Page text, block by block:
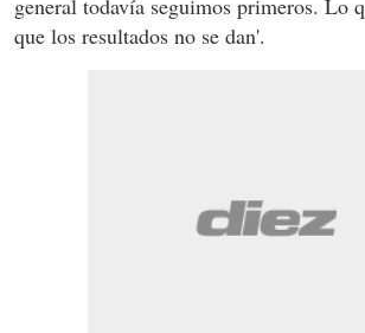
que los resultados no se dan'.